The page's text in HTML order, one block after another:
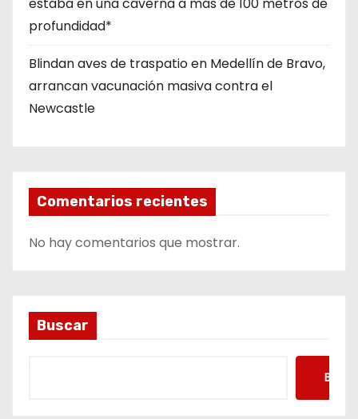
profundidad*
Blindan aves de traspatio en Medellín de Bravo,
arrancan vacunación masiva contra el
Newcastle
Comentarios recientes
No hay comentarios que mostrar.
Buscar